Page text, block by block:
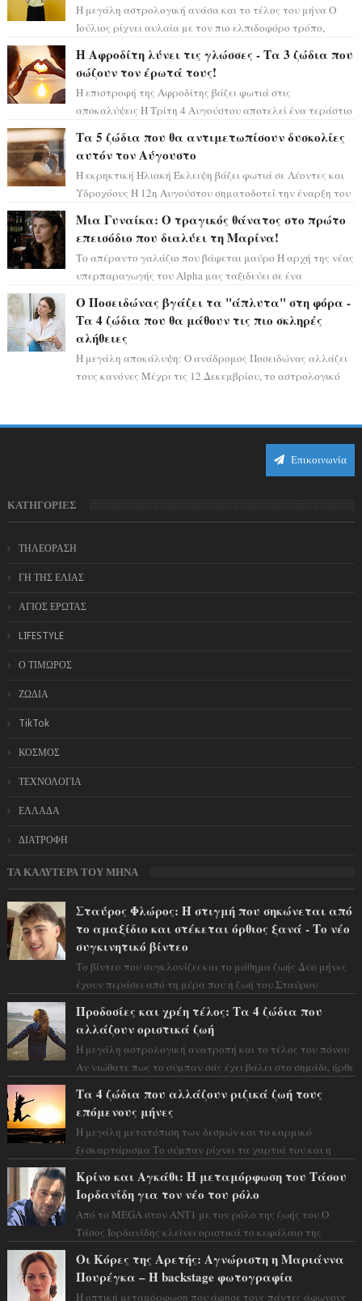
Η μεγάλη αστρολογική ανάσα και το τέλος του μήνα Ο
Ιούλιος ρίχνει αυλαία με τον πιο ελπιδοφόρο τρόπο,
Η Αφροδίτη λύνει τις γλώσσες - Τα 3 ζώδια που
σώζουν τον έρωτά τους!
Η επιστροφή της Αφροδίτης βάζει φωτιά στις
αποκαλύψεις Η Τρίτη 4 Αυγούστου αποτελεί ένα τεράστιο
Τα 5 ζώδια που θα αντιμετωπίσουν δυσκολίες
αυτόν τον Αύγουστο
Η εκρηκτική Ηλιακή Έκλειψη βάζει φωτιά σε Λέοντες και
Υδροχόους Η 12η Αυγούστου σηματοδοτεί την έναρξη του
Μια Γυναίκα: Ο τραγικός θάνατος στο πρώτο
επεισόδιο που διαλύει τη Μαρίνα!
Το απέραντο γαλάζιο που βάφεται μαύρο Η αρχή της νέας
υπερπαραγωγής του Alpha μας ταξιδεύει σε ένα
Ο Ποσειδώνας βγάζει τα "άπλυτα" στη φόρα -
Τα 4 ζώδια που θα μάθουν τις πιο σκληρές
αλήθειες
Η μεγάλη αποκάλυψη: Ο ανάδρομος Ποσειδώνας αλλάζει
τους κανόνες Μέχρι τις 12 Δεκεμβρίου, το αστρολογικό
Επικοινωνία
ΚΑΤΗΓΟΡΙΕΣ
ΤΗΛΕΟΡΑΣΗ
ΓΗ ΤΗΣ ΕΛΙΑΣ
ΑΓΙΟΣ ΕΡΩΤΑΣ
LIFESTYLE
Ο ΤΙΜΩΡΟΣ
ΖΩΔΙΑ
TikTok
ΚΟΣΜΟΣ
ΤΕΧΝΟΛΟΓΙΑ
ΕΛΛΑΔΑ
ΔΙΑΤΡΟΦΗ
ΤΑ ΚΑΛΥΤΕΡΑ ΤΟΥ ΜΗΝΑ
Σταύρος Φλώρος: Η στιγμή που σηκώνεται από
το αμαξίδιο και στέκεται όρθιος ξανά - Το νέο
συγκινητικό βίντεο
Το βίντεο που συγκλονίζει και το μάθημα ζωής Δύο μήνες
έχουν περάσει από τη μέρα που η ζωή του Σταύρου
Προδοσίες και χρέη τέλος: Τα 4 ζώδια που
αλλάζουν οριστικά ζωή
Η μεγάλη αστρολογική ανατροπή και το τέλος του πόνου
Αν νιώθατε πως το σύμπαν σάς έχει βάλει στο σημάδι, ήρθε
Τα 4 ζώδια που αλλάζουν ριζικά ζωή τους
επόμενους μήνες
Η μεγάλη μετατόπιση των δεσμών και το καρμικό
ξεσκαρτάρισμα Το σύμπαν ρίχνει τα χαρτιά του και η
Κρίνο και Αγκάθι: Η μεταμόρφωση του Τάσου
Ιορδανίδη για τον νέο του ρόλο
Από το MEGA στον ΑΝΤ1 με τον ρόλο της ζωής του Ο
Τάσος Ιορδανίδης κλείνει οριστικά το κεφάλαιο της
Οι Κόρες της Αρετής: Αγνώριστη η Μαριάννα
Πουρέγκα – H backstage φωτογραφία
Η οπτική μεταμόρφωση που άφησε τους πάντες άφωνους